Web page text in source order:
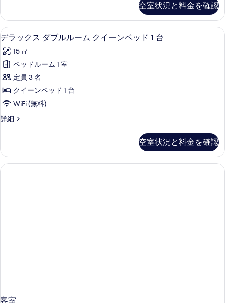
示
す
る
ル
ー
ム
の
す
べ
て
の
写
表
示
ス
ト
リ
ル
ル
ー
ム
の
詳
細
空室状況と料金を確認
デ
ラ
ッ
ク
ス
ダ
ル
ー
ム
デラックス ダブルルーム クイーン
10
デラックス ダブルルーム クイーンベッド 1 台
15 ㎡
ベッドルーム 1 室
定員 3 名
クイーンベッド 1 台
WiFi (無料)
詳細
デ
ス
ダ
ブ
の
空室状況と料金を確認
客室